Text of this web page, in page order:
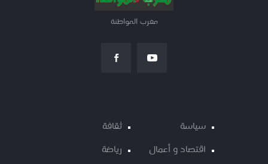
مغرب المواطنة
سياسة
اقتصاد و أعمال
ثقافة
رياضة